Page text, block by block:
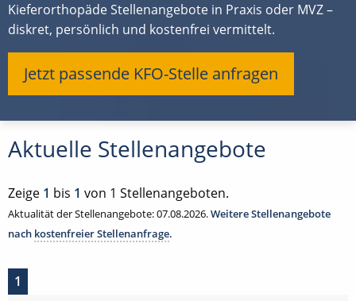
Kieferorthopäde Stellenangebote in Praxis oder MVZ –
diskret, persönlich und kostenfrei vermittelt.
Jetzt passende KFO-Stelle anfragen
Aktuelle Stellenangebote
Zeige 1 bis 1 von 1 Stellenangeboten.
Aktualität der Stellenangebote: 07.08.2026.Weitere Stellenangebote
nach kostenfreier Stellenanfrage.
1